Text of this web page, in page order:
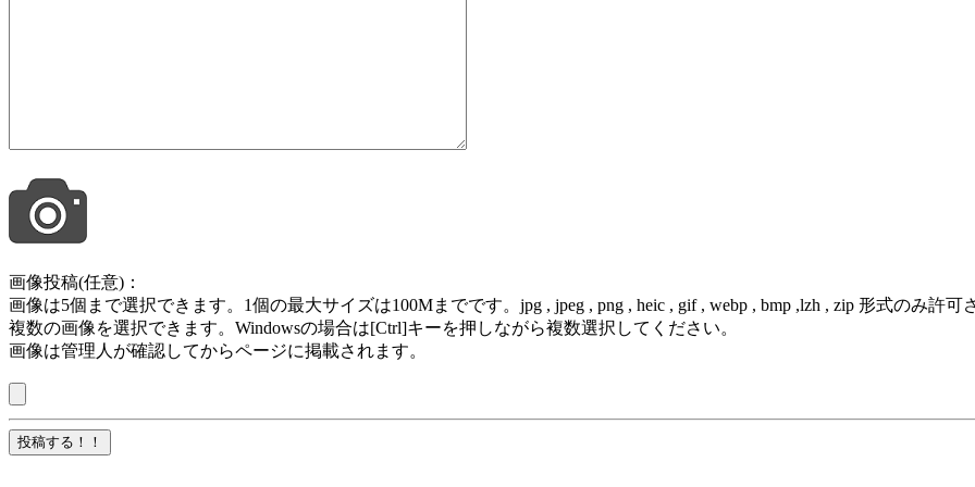
画像投稿(任意)：
画像は5個まで選択できます。1個の最大サイズは100Mまでです。jpg , jpeg , png , heic , gif , webp , bmp ,lzh , zip 形式のみ許可
複数の画像を選択できます。Windowsの場合は[Ctrl]キーを押しながら複数選択してください。
画像は管理人が確認してからページに掲載されます。